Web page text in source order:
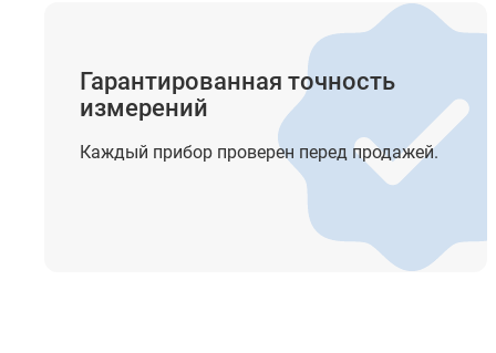
Гарантированная точность
измерений
Каждый прибор проверен перед продажей.